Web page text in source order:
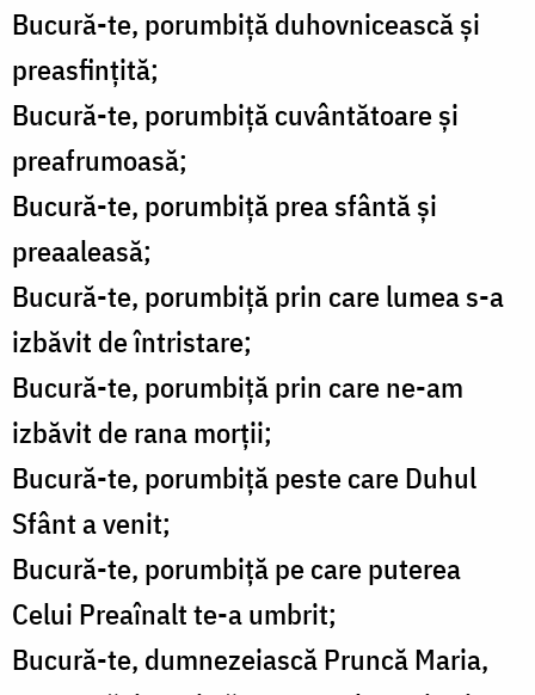
Bucură-te, porumbiță duhovnicească și
preasfințită;
Bucură-te, porumbiță cuvântătoare și
preafrumoasă;
Bucură-te, porumbiță prea sfântă și
preaaleasă;
Bucură-te, porumbiță prin care lumea s-a
izbăvit de întristare;
Bucură-te, porumbiță prin care ne-am
izbăvit de rana morții;
Bucură-te, porumbiță peste care Duhul
Sfânt a venit;
Bucură-te, porumbiță pe care puterea
Celui Preaînalt te-a umbrit;
Bucură-te, dumnezeiască Pruncă Maria,